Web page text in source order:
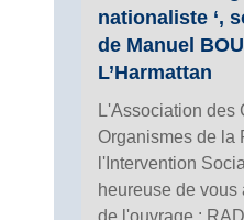
nationaliste ‘,
de Manuel
L’Harmattan
L'Association des
Organismes de la
l'Intervention
heureuse de vous
de l'ouvrage :